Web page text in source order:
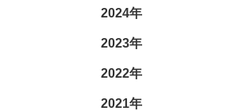
2024年
2023年
2022年
2021年